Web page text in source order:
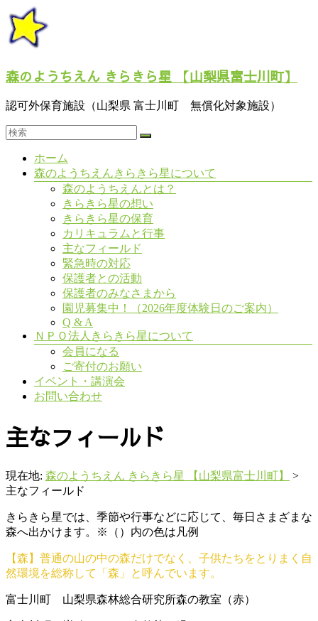
コ
ン
テ
ツ
へ
ス
ッ
森のようちえん きらきら星 【山梨県富士川町】
認可外保育施設（山梨県 富士川町 無償化対象施設）
ホーム
森のようちえんきらきら星について
森のようちえんとは？
きらきら星の想い
きらきら星の保育
カリキュラムと行事
主なフィールド
緊急時の対応
保護者との活動
保護者のみなさまから
園児募集中！（2026年度体験日のご案内）
Q & A
ＮＰＯ法人きらきら星について
会員になる
ご寄付のお願い
イベント・講演会
お問い合わせ
主なフィールド
現在地: 森のようちえん きらきら星 【山梨県富士川町】
>
主なフィールド
きらきら星では、季節や行事などに応じて、毎日さまざまな
森へ出かけます。※（）内の色は凡例
【森】普通の山の中の森だけでなく、子供たちをとりまく自
然環境を総称して「森」と呼んでいます。
富士川町 山梨県森林総合研究所森の教室（赤）